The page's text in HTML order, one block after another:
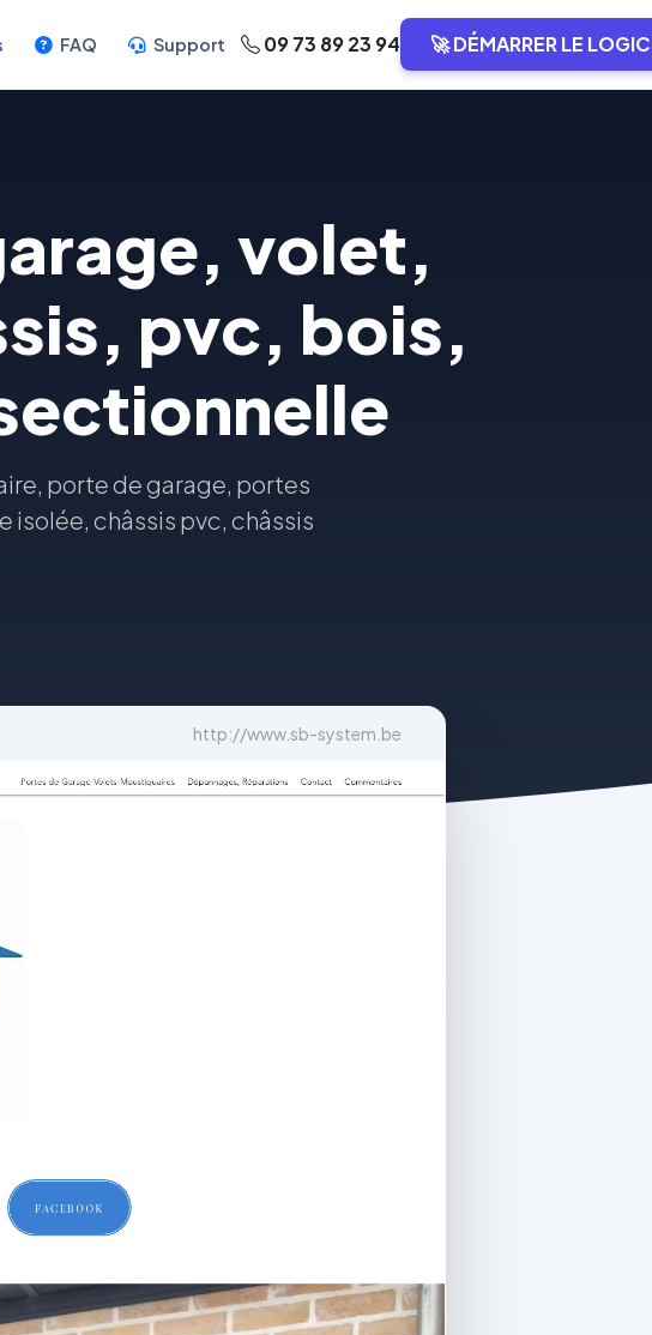
FAQ Support 09 73 89 23 94 🚀 DÉMARRER LE
volet,
pvc, bois,
porte de garage, portes
châssis pvc, châssis
http://www.sb-system.be